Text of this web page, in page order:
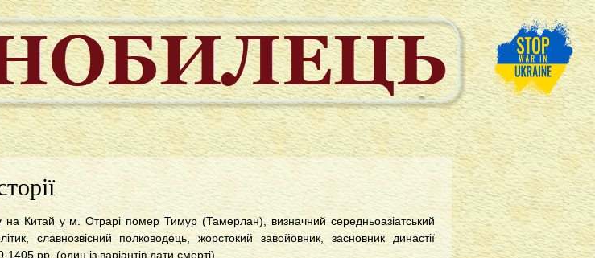
на Китай у м. Отрарі помер Тимур (Тамерлан), визначний середньоазіатський
славнозвісний полководець, жорстокий завойовник, засновник династії
рр. (один із варіантів дати смерті)